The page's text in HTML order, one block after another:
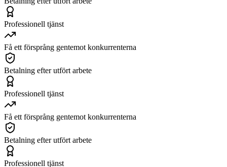
Professionell tjänst
Få ett försprång gentemot konkurrenterna
Betalning efter utfört arbete
Professionell tjänst
Få ett försprång gentemot konkurrenterna
Betalning efter utfört arbete
Professionell tjänst